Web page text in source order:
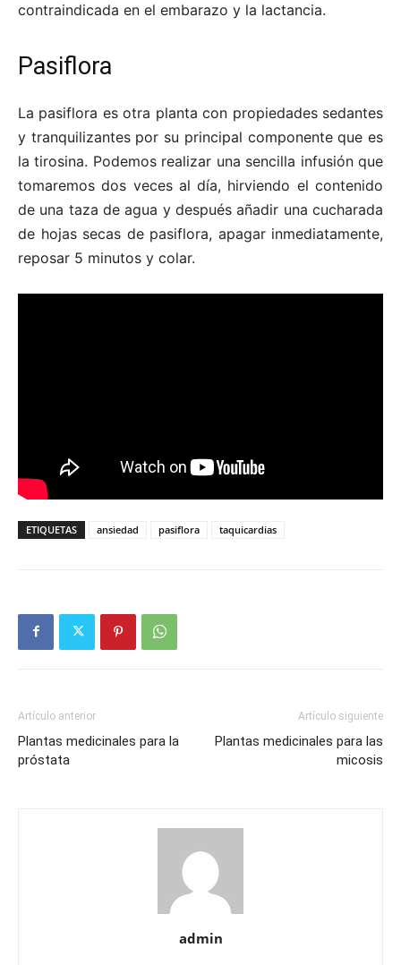
contraindicada en el embarazo y la lactancia.
Pasiflora
La pasiflora es otra planta con propiedades sedantes
y tranquilizantes por su principal componente que es
la tirosina. Podemos realizar una sencilla infusión que
tomaremos dos veces al día, hirviendo el contenido
de una taza de agua y después añadir una cucharada
de hojas secas de pasiflora, apagar inmediatamente,
reposar 5 minutos y colar.
ETIQUETAS ansiedad pasiflora taquicardias
Artículo anterior
Plantas medicinales para la
próstata
Artículo siguiente
Plantas medicinales para las
micosis
admin